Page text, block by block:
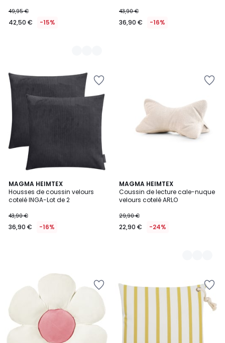
49,95 €
42,50 € -15%
43,90 €
36,90 € -16%
MAGMA HEIMTEX
Housses de coussin velours
cotelé INGA-Lot de 2
43,90 €
36,90 € -16%
MAGMA HEIMTEX
Coussin de lecture cale-nuque
velours cotelé ARLO
29,90 €
22,90 € -24%
3
Couleurs